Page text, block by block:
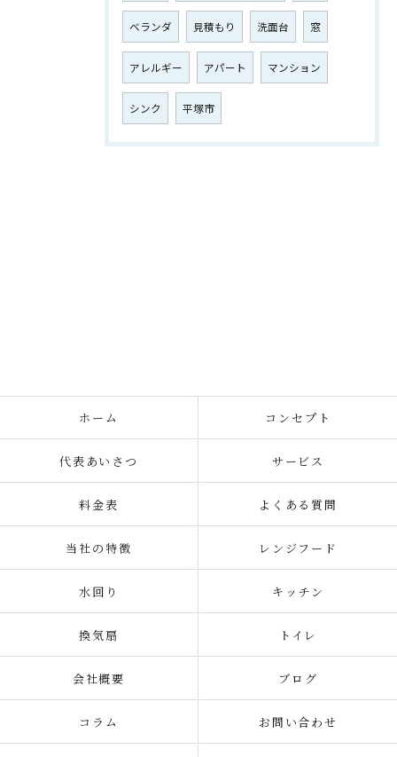
ベランダ 見積もり 洗面台 窓
アレルギー アパート マンション
シンク 平塚市
ホーム コンセプト
代表あいさつ サービス
料金表 よくある質問
当社の特徴 レンジフード
水回り キッチン
換気扇 トイレ
会社概要 ブログ
コラム お問い合わせ